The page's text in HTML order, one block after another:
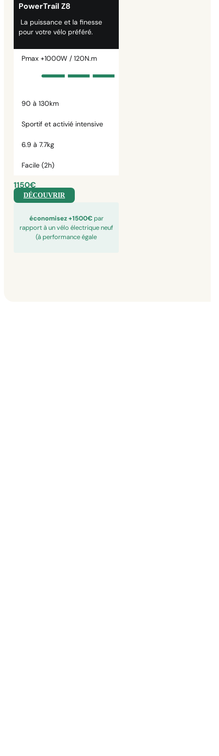
PowerTrail Z8
La puissance et la finesse
pour votre vélo préféré.
Pmax +1000W / 120N.m
90 à 130km
Sportif et activié intensive
6.9 à 7.7kg
Facile (2h)
1150€
DÉCOUVRIR
économisez +1500€ par
rapport à un vélo électrique neuf
(à performance égale